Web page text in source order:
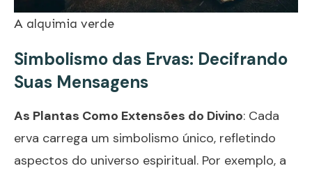
A alquimia verde
Simbolismo das Ervas: Decifrando
Suas Mensagens
As Plantas Como Extensões do Divino: Cada
erva carrega um simbolismo único, refletindo
aspectos do universo espiritual. Por exemplo, a